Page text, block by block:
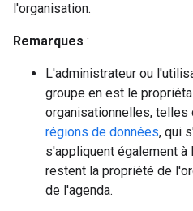
l'organisation.
Remarques :
L'administrateur ou
groupe en est le
organisationnelles, telles
régions de données, qui
s'appliquent également à
restent la propriété de
de l'agenda.